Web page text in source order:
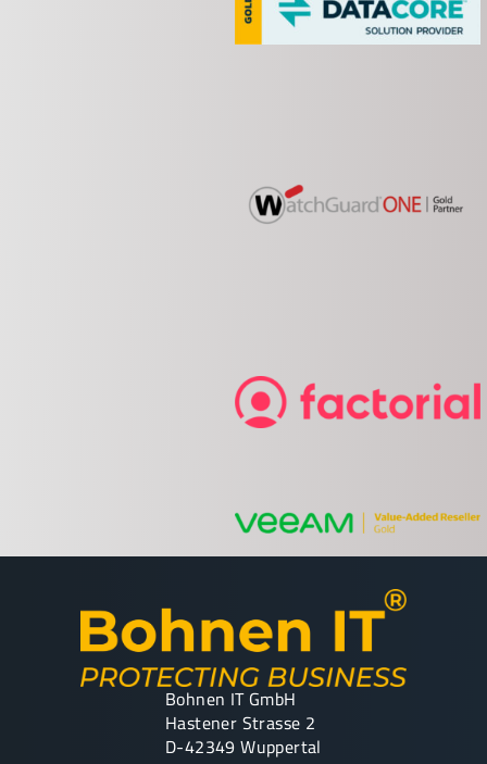
Bohnen IT GmbH
Hastener Strasse 2
D-42349 Wuppertal